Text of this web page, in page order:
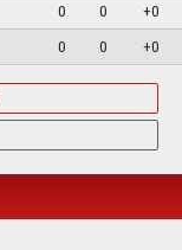
0 0
+0
0 0 +0